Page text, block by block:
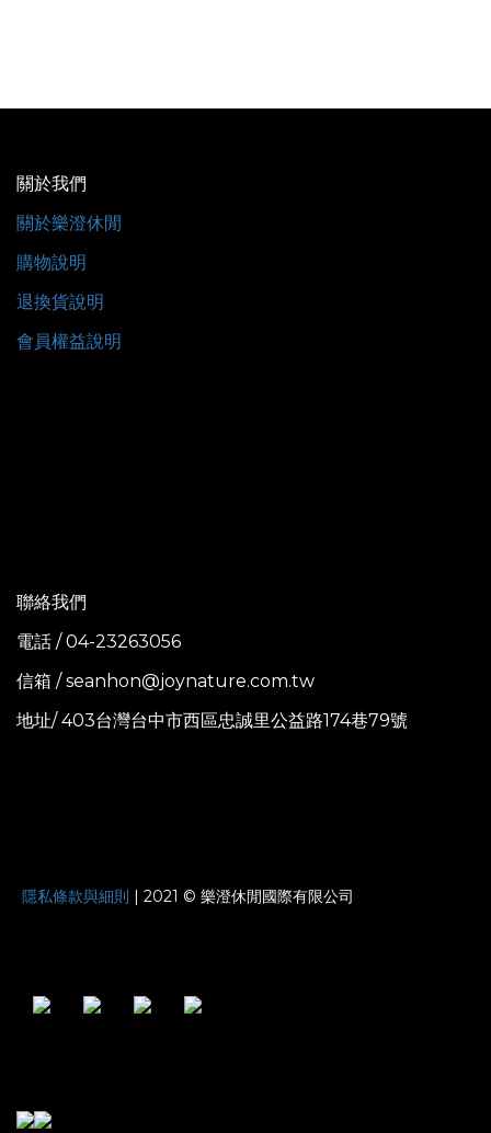
關於我們
關於樂澄休閒
購物說明
退換貨說明
會員權益說明
聯絡我們
電話 / 04-23263056
信箱 / seanhon@joynature.com.tw
地址/ 403台灣台中市西區忠誠里公益路174巷79號
隱私條款與細則 | 2021 © 樂澄休閒國際有限公司